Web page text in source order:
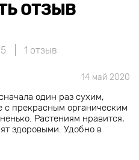
ОТЗЫВ
1 отзыв
14 май 2020
один раз сухим,
с прекрасным органическим
Растениям нравится,
здоровыми. Удобно в